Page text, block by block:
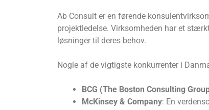
Ab Consult er en førende
projektledelse. Virksomheden har et
løsninger til deres behov.
Nogle af de vigtigste konkurrenter i
BCG (The Boston Consulting
McKinsey & Company: En